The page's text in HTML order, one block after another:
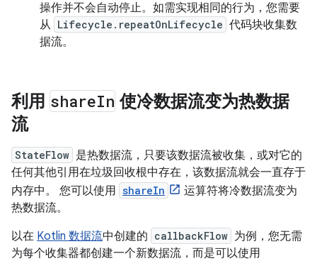
操作并不会自动停止。如需实现相同的行为，您需要
从 Lifecycle.repeatOnLifecycle 代码块收集数
据流。
利用 shareIn 使冷数据流变为热数据
流
StateFlow 是热数据流，只要该数据流被收集，或对它的
任何其他引用在垃圾回收根中存在，该数据流就会一直存于
内存中。 您可以使用 shareIn
运算符将冷数据流变为
热数据流。
以在 Kotlin 数据流中创建的 callbackFlow 为例，您无需
为每个收集器都创建一个新数据流，而是可以使用